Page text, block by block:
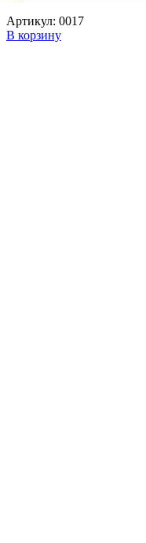
Артикул: 0017
В корзину